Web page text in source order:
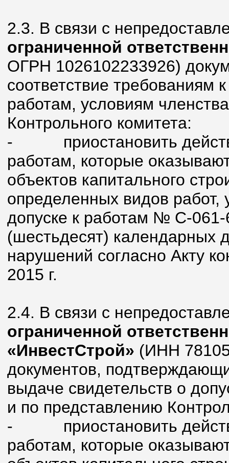
2.3. В связи с
ограниченной
ОГРН 1026102233926)
соответствие требованиям
работам, условиям
Контрольного комитета:
-
приостановить
работам, которые
объектов капитального
определенных видов работ,
допуске к работам № С-
(шестьдесят) календарных
нарушений согласно Акту
2015 г.
2.4. В связи с
ограниченной
«ИнвестСтрой» (ИНН
документов,
выдаче свидетельств о
и по представлению
-
приостановить
работам, которые